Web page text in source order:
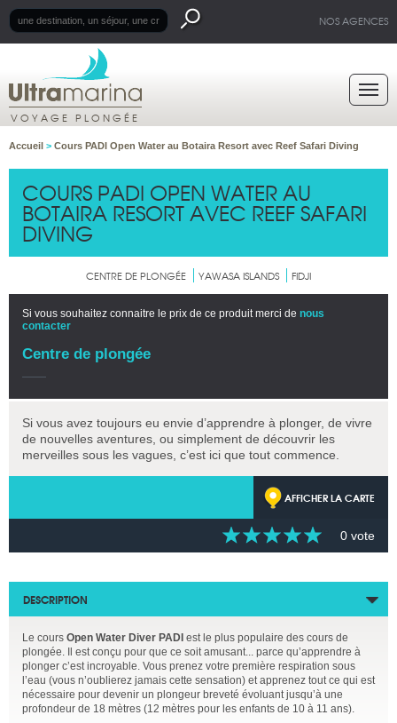
NOS AGENCES
VOYAGE PLONGÉE
Accueil > Cours PADI Open Water au Botaira Resort avec Reef Safari Diving
COURS PADI OPEN WATER AU
BOTAIRA RESORT AVEC REEF SAFARI
DIVING
CENTRE DE PLONGÉE YAWASA ISLANDS FIDJI
Si vous souhaitez connaitre le prix de ce produit merci de nous
contacter
Centre de plongée
Si vous avez toujours eu envie d’apprendre à plonger, de vivre
de nouvelles aventures, ou simplement de découvrir les
merveilles sous les vagues, c’est ici que tout commence.
AFFICHER LA CARTE
0 vote
DESCRIPTION
Le cours Open Water Diver PADI est le plus populaire des cours de
plongée. Il est conçu pour que ce soit amusant... parce qu’apprendre à
plonger c’est incroyable. Vous prenez votre première respiration sous
l’eau (vous n’oublierez jamais cette sensation) et apprenez tout ce qui est
nécessaire pour devenir un plongeur breveté évoluant jusqu’à une
profondeur de 18 mètres (12 mètres pour les enfants de 10 à 11 ans).